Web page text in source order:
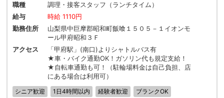
職種
調理・接客スタッフ（ランチタイム）
給与
時給 1110円
勤務住所
山梨県中巨摩郡昭和町飯喰１５０５－１イオンモ
ール甲府昭和３Ｆ
アクセス
「甲府駅」(南口)よりシャトルバス有
★車・バイク通勤OK！ガソリン代も規定支給！
★自転車通勤も可！（駐輪場料金は自己負担、店
にある場合は利用可）
シニア歓迎 1日4時間以内 経験者歓迎
ブランクOK